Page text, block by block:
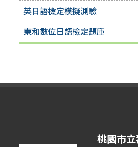
英日語檢定模擬測驗
東和數位日語檢定題庫
桃園市